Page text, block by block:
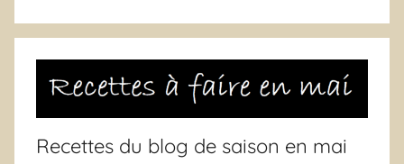
Recettes du blog de saison en mai